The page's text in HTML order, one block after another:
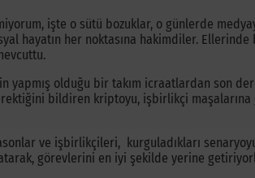
işte o sütü bozuklar, o günlerde
hayatın her noktasına hakimdiler.
yapmış olduğu bir takım icraatlardan son
bildiren kriptoyu, işbirlikçi
ve işbirlikçileri, kurguladıkları
görevlerini en iyi şekilde yerine